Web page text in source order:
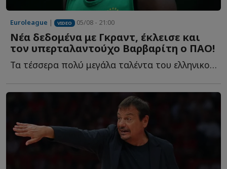
Euroleague | VIDEO 05/08 - 21:00
Νέα δεδομένα με Γκραντ, έκλεισε και
τον υπερταλαντούχο Βαρβαρίτη ο ΠΑΟ!
Τα τέσσερα πολύ μεγάλα ταλέντα του ελληνικού μπάσκετ, η...